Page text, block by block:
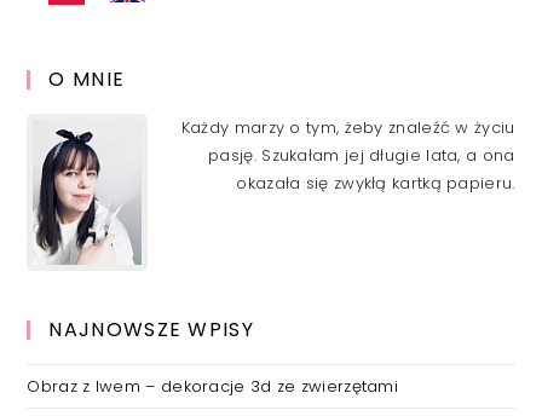
O MNIE
Każdy marzy o tym, żeby znaleźć w życiu
pasję. Szukałam jej długie lata, a ona
okazała się zwykłą kartką papieru.
NAJNOWSZE WPISY
Obraz z lwem – dekoracje 3d ze zwierzętami